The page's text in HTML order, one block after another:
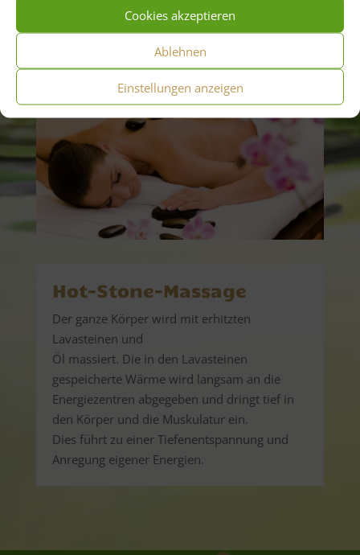
Cookies akzeptieren
Ablehnen
Einstellungen anzeigen
Hot-Stone-Massage
Der ganze Körper wird mit erhitzten
Lavasteinen und
Öl massiert. Die in den Lavasteinen
gespeicherte Wärme wird langsam an die
Energiezentren abgegeben und dringt tief in
den Körper und die Muskulatur ein.
Dies führt zu einer Tiefenentspannung und
Anregung eigener Energien.